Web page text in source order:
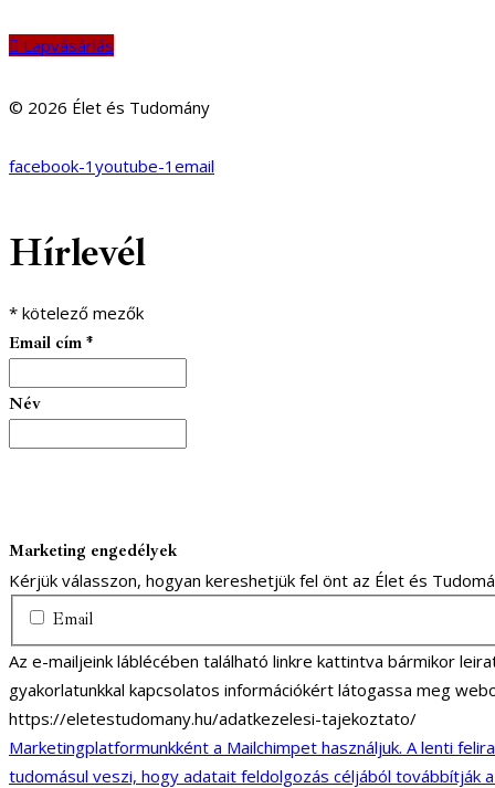
Lapvásárlás
© 2026 Élet és Tudomány
facebook-1 youtube-1 email
Hírlevél
* kötelező mezők
Email cím *
Név
Marketing engedélyek
Kérjük válasszon, hogyan kereshetjük fel önt az Élet és
Email
Az e-mailjeink láblécében található linkre kattintva bármikor
gyakorlatunkkal kapcsolatos információkért látogassa meg
https://eletestudomany.hu/adatkezelesi-tajekoztato/
Marketingplatformunkként a Mailchimpet használjuk. A lenti
tudomásul veszi, hogy adatait feldolgozás céljából továbbítják